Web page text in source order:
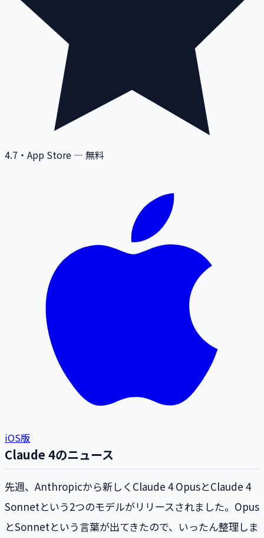
4.7 ・App Store — 無料
iOS版
Claude 4のニュース
先週、Anthropicから新しくClaude 4 OpusとClaude 4
Sonnetという2つのモデルがリリースされました。Opus
とSonnetという言葉が出てきたので、いったん整理しま